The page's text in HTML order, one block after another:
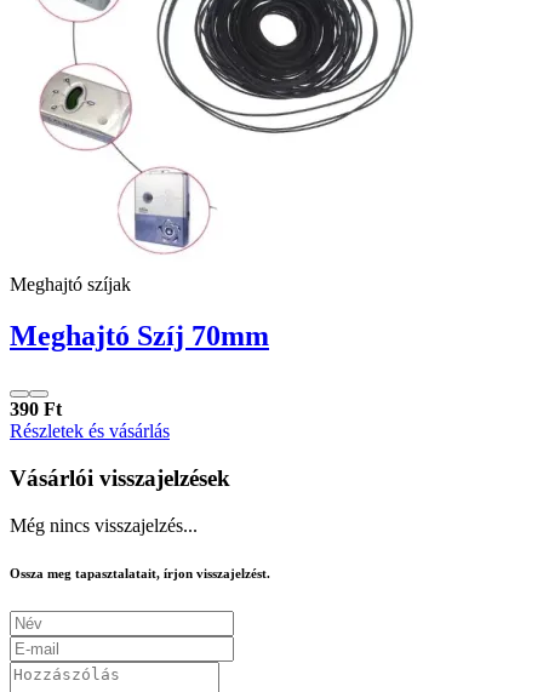
Meghajtó szíjak
Meghajtó Szíj 70mm
390 Ft
Részletek és vásárlás
Vásárlói visszajelzések
Még nincs visszajelzés...
Ossza meg tapasztalatait, írjon visszajelzést.